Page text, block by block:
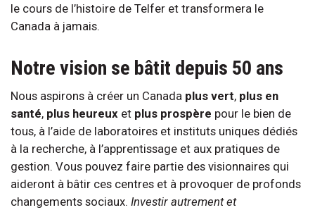
le cours de l’histoire de Telfer et transformera le
Canada à jamais.
Notre vision se bâtit depuis 50 ans
Nous aspirons à créer un Canada plus vert, plus en
santé, plus heureux et plus prospère pour le bien de
tous, à l’aide de laboratoires et instituts uniques dédiés
à la recherche, à l’apprentissage et aux pratiques de
gestion. Vous pouvez faire partie des visionnaires qui
aideront à bâtir ces centres et à provoquer de profonds
changements sociaux. Investir autrement et